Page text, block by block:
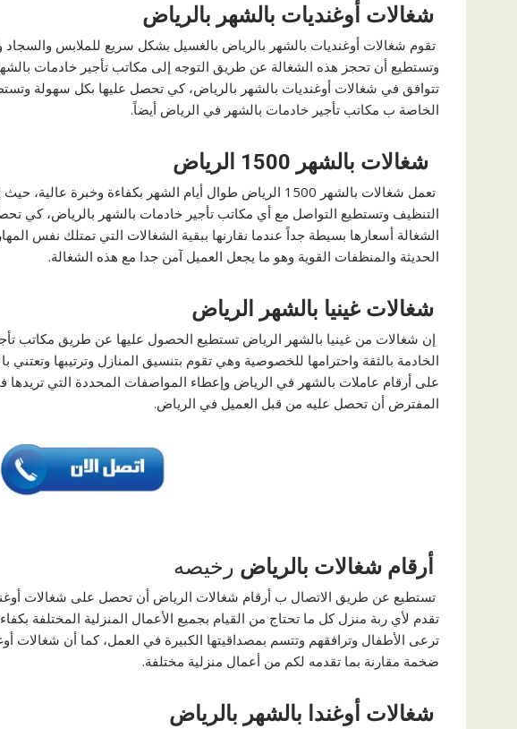
شغالات أوغنديات بالشهر بالرياض
تقوم شغالات أوغنديات بالشهر بالرياض بالغسيل بشكل سريع للملابس والسجاد
وتستطيع أن تحجز هذه الشغالة عن طريق التوجه إلى مكاتب تأجير خادمات
تتوافق في شغالات أوغنديات بالشهر بالرياض، كي تحصل عليها بكل سهولة
الخاصة ب مكاتب تأجير خادمات بالشهر في الرياض أيضاً.
شغالات بالشهر 1500 الرياض
تعمل شغالات بالشهر 1500 الرياض طوال أيام الشهر بكفاءة
الشغالة أسعارها بسيطة جداً عندما نقارنها ببقية الشغالات التي تمتلك نفس
الحديثة والمنظفات القوية وهو ما يجعل العميل آمن جدا مع هذه الشغالة.
شغالات غينيا بالشهر الرياض
إن شغالات من غينيا بالشهر الرياض تستطيع الحصول عليها عن طريق مكاتب
الخادمة بالثقة واحترامها للخصوصية وهي تقوم بتنسيق المنازل وترتيبها
على أرقام عاملات بالشهر في الرياض وإعطاء المواصفات المحددة التي
المفترض أن تحصل عليه من قبل العميل في الرياض.
أرقام شغالات بالرياض رخيصه
تستطيع عن طريق الاتصال ب أرقام شغالات الرياض أن تحصل على شغالات أوغندا
تقدم لأي ربة منزل كل ما تحتاج من القيام بجميع الأعمال المنزلية المختلفة
ترعى الأطفال وترافقهم وتتسم بمصداقيتها الكبيرة في العمل، كما أن شغالات
ضخمة مقارنة بما تقدمه لكم من أعمال منزلية مختلفة.
شغالات أوغندا بالشهر بالرياض